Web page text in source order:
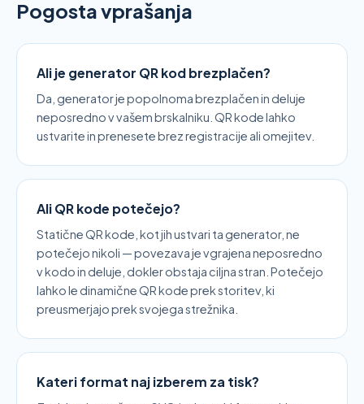
Pogosta vprašanja
Ali je generator QR kod brezplačen?
Da, generator je popolnoma brezplačen in deluje
neposredno v vašem brskalniku. QR kode lahko
ustvarite in prenesete brez registracije ali omejitev.
Ali QR kode potečejo?
Statične QR kode, kot jih ustvari ta generator, ne
potečejo nikoli — povezava je vgrajena neposredno
v kodo in deluje, dokler obstaja ciljna stran. Potečejo
lahko le dinamične QR kode prek storitev, ki
preusmerjajo prek svojega strežnika.
Kateri format naj izberem za tisk?